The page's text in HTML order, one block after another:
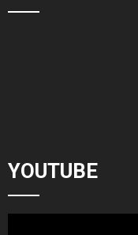
YOUTUBE